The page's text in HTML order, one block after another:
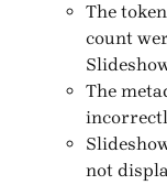
The
count
The
not